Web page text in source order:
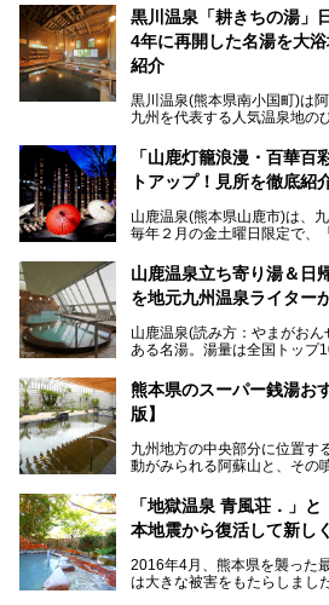
黒川温泉「耕きちの湯」
4年に再開した名湯を大
紹介
黒川温泉(熊本県南小国町)は
九州を代表する人気温泉地の
す。
中でも「耕きち(こうきち)の
り一度廃業しましたが、2024
温泉ファンに注目される名湯
今回は再開した耕きちの湯を
「山鹿灯籠浪漫・百華百
トアップ！見所を徹底紹
山鹿温泉(熊本県山鹿市)は、
毎年２月の金土曜日限定で、
ます。和傘や竹、ろうそくな
ライトアップが無料で楽しめ
日、の合計8日間開催。今回
見所を徹底紹介。併せて、そ
山鹿温泉立ち寄り湯＆日
を地元九州温泉ライター
山鹿温泉(読み方：やまがお
ある名湯。湯量は全国トップ
泉質であり、お湯の良さにも
今回は地元九州の温泉ライタ
設・家族風呂の3パターンに
ご紹介。ぜひ、湯めぐりの参
熊本県のスーパー銭湯お
版】
九州地方の中央部分に位置す
動がみられる阿蘇山と、その
す。
そんな熊本県は、県内の至る
泉県でもあります。山鹿温泉
出すスーパー銭湯が豊富です
をピックアップしました。
「地獄温泉 青風荘．」
本地震から復活して新し
2016年4月、熊本県を襲った
は大きな被害をもたらしまし